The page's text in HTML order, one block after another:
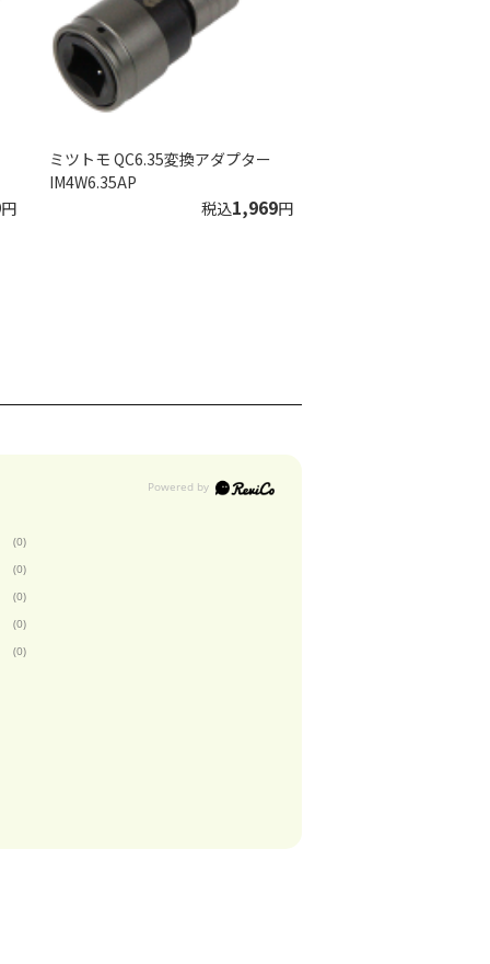
円
ミツトモ QC6.35変換アダプター
IM4W6.35AP
税込1,969円
(0)
(0)
(0)
(0)
(0)